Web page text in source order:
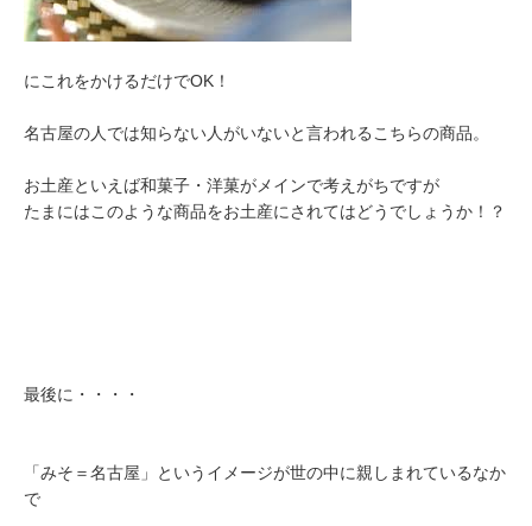
にこれをかけるだけでOK！
名古屋の人では知らない人がいないと言われるこちらの商品。
お土産といえば和菓子・洋菓がメインで考えがちですが
たまにはこのような商品をお土産にされてはどうでしょうか！？
最後に・・・・
「みそ＝名古屋」というイメージが世の中に親しまれているなか
で